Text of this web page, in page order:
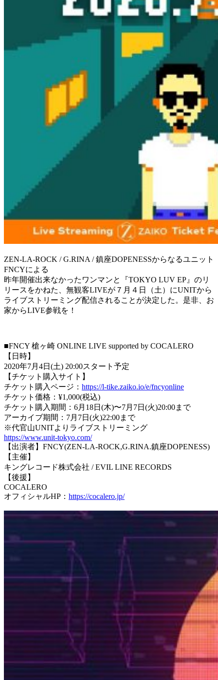
ZEN-LA-ROCK / G.RINA / 鎮座DOPENESSからなるユニット
FNCYによる
昨年開催出来なかったワンマンと『TOKYO LUV EP』のリ
リースをかねた、無観客LIVEが７月４日（土）にUNITから
ライブストリーミング配信されることが決定した。是非、お
家からLIVE参戦を！
■FNCY 槍ヶ崎 ONLINE LIVE supported by COCALERO
【日時】
2020年7月4日(土) 20:00スタート予定
【チケット購入サイト】
チケット購入ページ： https://l-tike.zaiko.io/e/fncyonline
チケット価格：¥1,000(税込)
チケット購入期間：6月18日(木)〜7月7日(火)20:00まで
アーカイブ期間：7月7日(火)22:00まで
※代官山UNITよりライブストリーミング
https://www.unit-tokyo.com/
【出演者】FNCY(ZEN-LA-ROCK,G.RINA.鎮座DOPENESS)
【主催】
キングレコード株式会社 / EVIL LINE RECORDS
【後援】
COCALERO
オフィシャルHP： https://cocalero.jp/